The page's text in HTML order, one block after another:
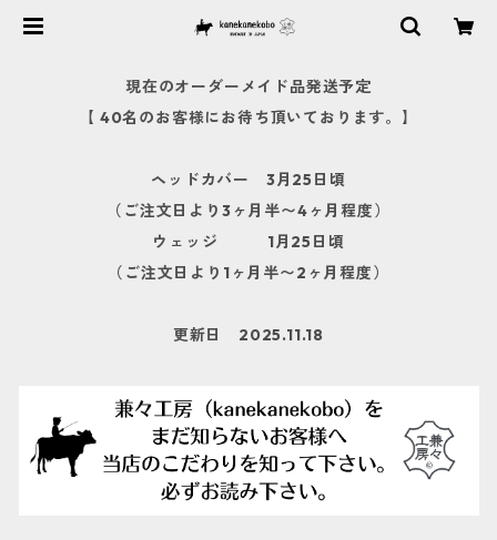
現在のオーダーメイド品発送予定
【 40名のお客様にお待ち頂いております。】
ヘッドカバー 3月25日頃
（ご注文日より3ヶ月半〜4ヶ月程度）
ウェッジ 1月25日頃
（ご注文日より1ヶ月半〜2ヶ月程度）
更新日 2025.11.18